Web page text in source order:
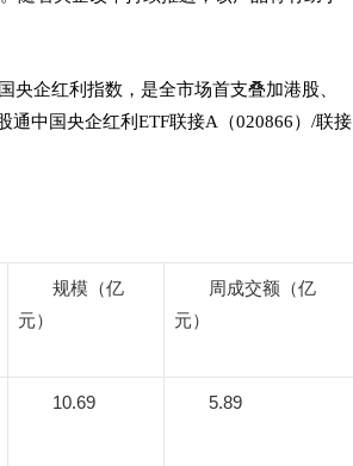
央企红利指数，是全市场首支叠加港股、
通中国央企红利ETF联接A（020866）/联接
规模（亿
元）
周成交额（亿
元）
10.69 5.89